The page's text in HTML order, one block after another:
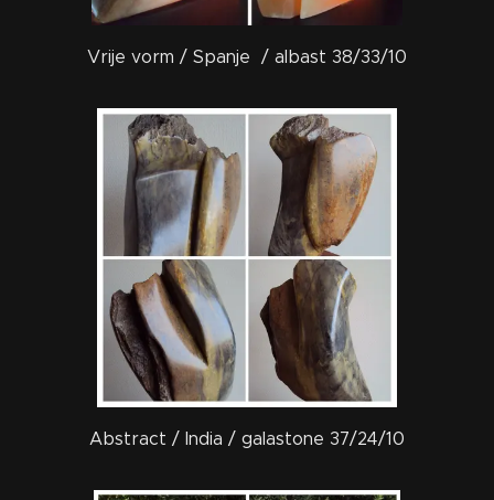
Vrije vorm / Spanje / albast 38/33/10
Abstract / India / galastone 37/24/10